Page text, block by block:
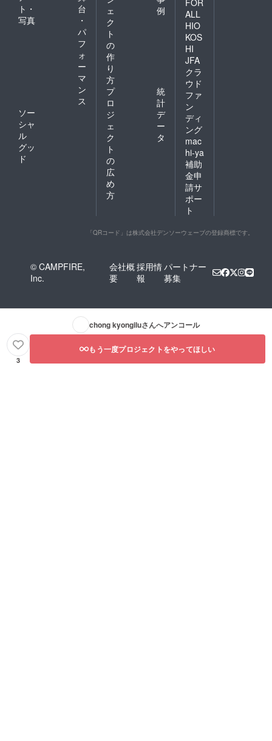
ト・
写真
台
・
パ
フ
ォ
ー
マ
ン
ス
ソー
シャ
ル
グッ
ド
ェ
ク
ト
の
作
り
方
例
プ
ロ
ジ
ェ
ク
ト
の
広
め
方
統
計
デ
ー
タ
FOR
ALL
HIO
KOS
HI
JFA
クラ
ウド
ファ
ン
ディ
ング
mac
hi-ya
補助
金申
請サ
ポー
ト
「QRコード」は株式会社デンソーウェーブの登録商標です。
© CAMPFIRE,
Inc.
会社概
要
採用情
報
パートナー
募集
chong kyongiluさんへアンコール
3
もう一度プロジェクトをやってほしい